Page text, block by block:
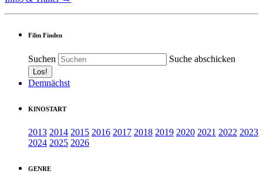
Film Finden
Suchen Suche abschicken
Demnächst
KINOSTART
2013 2014 2015 2016 2017 2018 2019 2020 2021 2022 2023
2024 2025 2026
GENRE